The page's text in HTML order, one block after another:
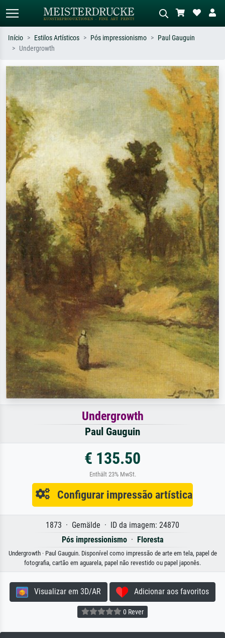
Pesquise por artista, título ou estilo –
ex: Monet, Noite Estrelada,
impressionismo, onda de Hokusai, nu.
Descreva a cena – ex: prado verde,
abstrato com muito vermelho, pintura
a óleo escura, nu em pé ao lado de
uma árvore.
Início Estilos Artísticos Pós impressionismo
Paul Gauguin
Undergrowth
Undergrowth
Paul Gauguin
€ 135.50
Enthält 23% MwSt.
Configurar impressão artística
1873 · Gemälde · ID da imagem: 24870
Pós impressionismo· Floresta
Undergrowth · Paul Gauguin. Disponível como impressão de arte em tela, papel de
fotografia, cartão em aguarela, papel não revestido ou papel japonês.
Visualizar em 3D/AR Adicionar aos favoritos
0 Rever